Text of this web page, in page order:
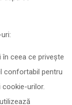
ceea ce privește
confortabil pentru
urilor.